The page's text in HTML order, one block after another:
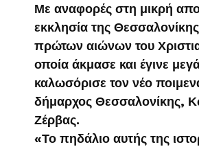
Με αναφορές στη μικρή
εκκλησία της
πρώτων αιώνων του
οποία άκμασε και έγινε
καλωσόρισε τον νέο
δήμαρχος Θεσσαλονίκης,
Ζέρβας.
«Το πηδάλιο αυτής της